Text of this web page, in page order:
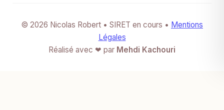
© 2026 Nicolas Robert • SIRET en cours • Mentions
Légales
Réalisé avec ❤ par Mehdi Kachouri